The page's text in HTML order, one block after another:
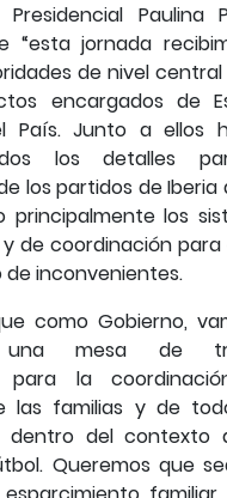
Paulina
“esta jornada
de nivel
encargados de
País. Junto a ellos
los detalles
los partidos de Iberia
principalmente los
de coordinación
inconvenientes.
como Gobierno,
una mesa de
para la
las familias y de
dentro del contexto
Queremos que